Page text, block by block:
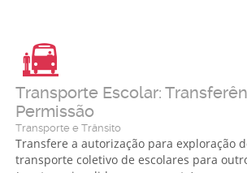
Transporte Escolar:
Permissão
Transporte e Trânsito
Transfere a autorização para exploração
transporte coletivo de escolares para